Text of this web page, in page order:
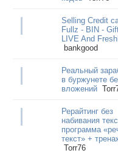
Selling Credit
Fullz - BIN -
LIVE And
bankgood
Реальный
в буржунете
вложений
Рерайтинг без
набивания
программа
текст» +
Torr76